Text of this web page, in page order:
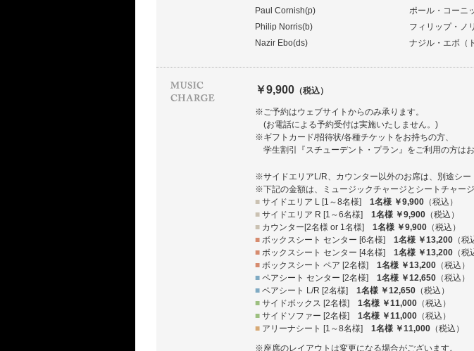
Paul Cornish(p)
ポール・コーニ
Philip Norris(b)
フィリップ・ノ
Nazir Ebo(ds)
ナジル・エボ（
￥9,900 （税込）
※ご予約はウェブサイトからのみ承ります。
(お電話による予約受付は実施いたしません。)
※ギフトカード/招待状/各種チケットをお持ちの方、
学生割引『スチューデント・プラン』をご利用の方は
※サイドエリアL/R、カウンター以外のお席は、別途シー
※下記の金額は、ミュージックチャージとシートチャージ
■ サイドエリア L [1～8名様] 1名様 ￥9,900 （税込）
■ サイドエリア R [1～6名様] 1名様 ￥9,900 （税込）
■ カウンター[2名様 or 1名様] 1名様 ￥9,900 （税込）
■ ボックスシート センター [6名様] 1名様 ￥13,200 （税
■ ボックスシート センター [4名様] 1名様 ￥13,200 （税
■ ボックスシート ペア [2名様] 1名様 ￥13,200 （税込）
■ ペアシート センター [2名様] 1名様 ￥12,650 （税込）
■ ペアシート L/R [2名様] 1名様 ￥12,650 （税込）
■ サイドボックス [2名様] 1名様 ￥11,000 （税込）
■ サイドソファー [2名様] 1名様 ￥11,000 （税込）
■ アリーナシート [1～8名様] 1名様 ￥11,000 （税込）
※座席のレイアウトは変更になる場合がございます。